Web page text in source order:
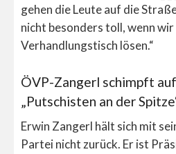
gehen die Leute auf die
nicht besonders toll, wenn
Verhandlungstisch lösen.“
ÖVP-Zangerl schimpft
„Putschisten an der
Erwin Zangerl hält sich mit
Partei nicht zurück. Er ist